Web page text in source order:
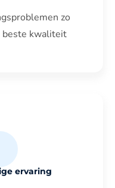
zo
beste kwaliteit
ervaring